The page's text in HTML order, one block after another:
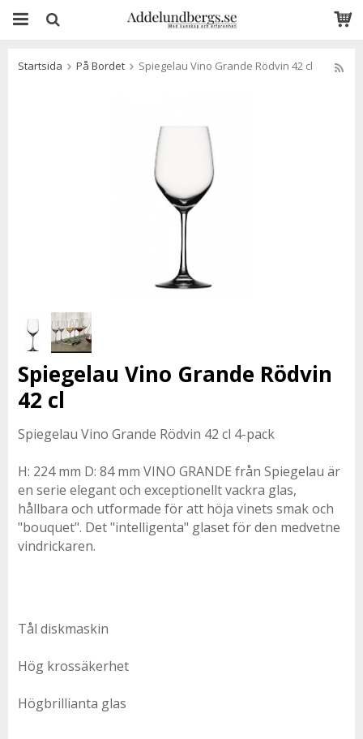
Startsida På Bordet Spiegelau Vino Grande Rödvin 42 cl
Spiegelau Vino Grande Rödvin
42 cl
Spiegelau Vino Grande Rödvin 42 cl 4-pack
H: 224 mm D: 84 mm VINO GRANDE från Spiegelau är
en serie elegant och exceptionellt vackra glas,
hållbara och utformade för att höja vinets smak och
"bouquet". Det "intelligenta" glaset för den medvetne
vindrickaren.
Tål diskmaskin
Hög krossäkerhet
Högbrillianta glas